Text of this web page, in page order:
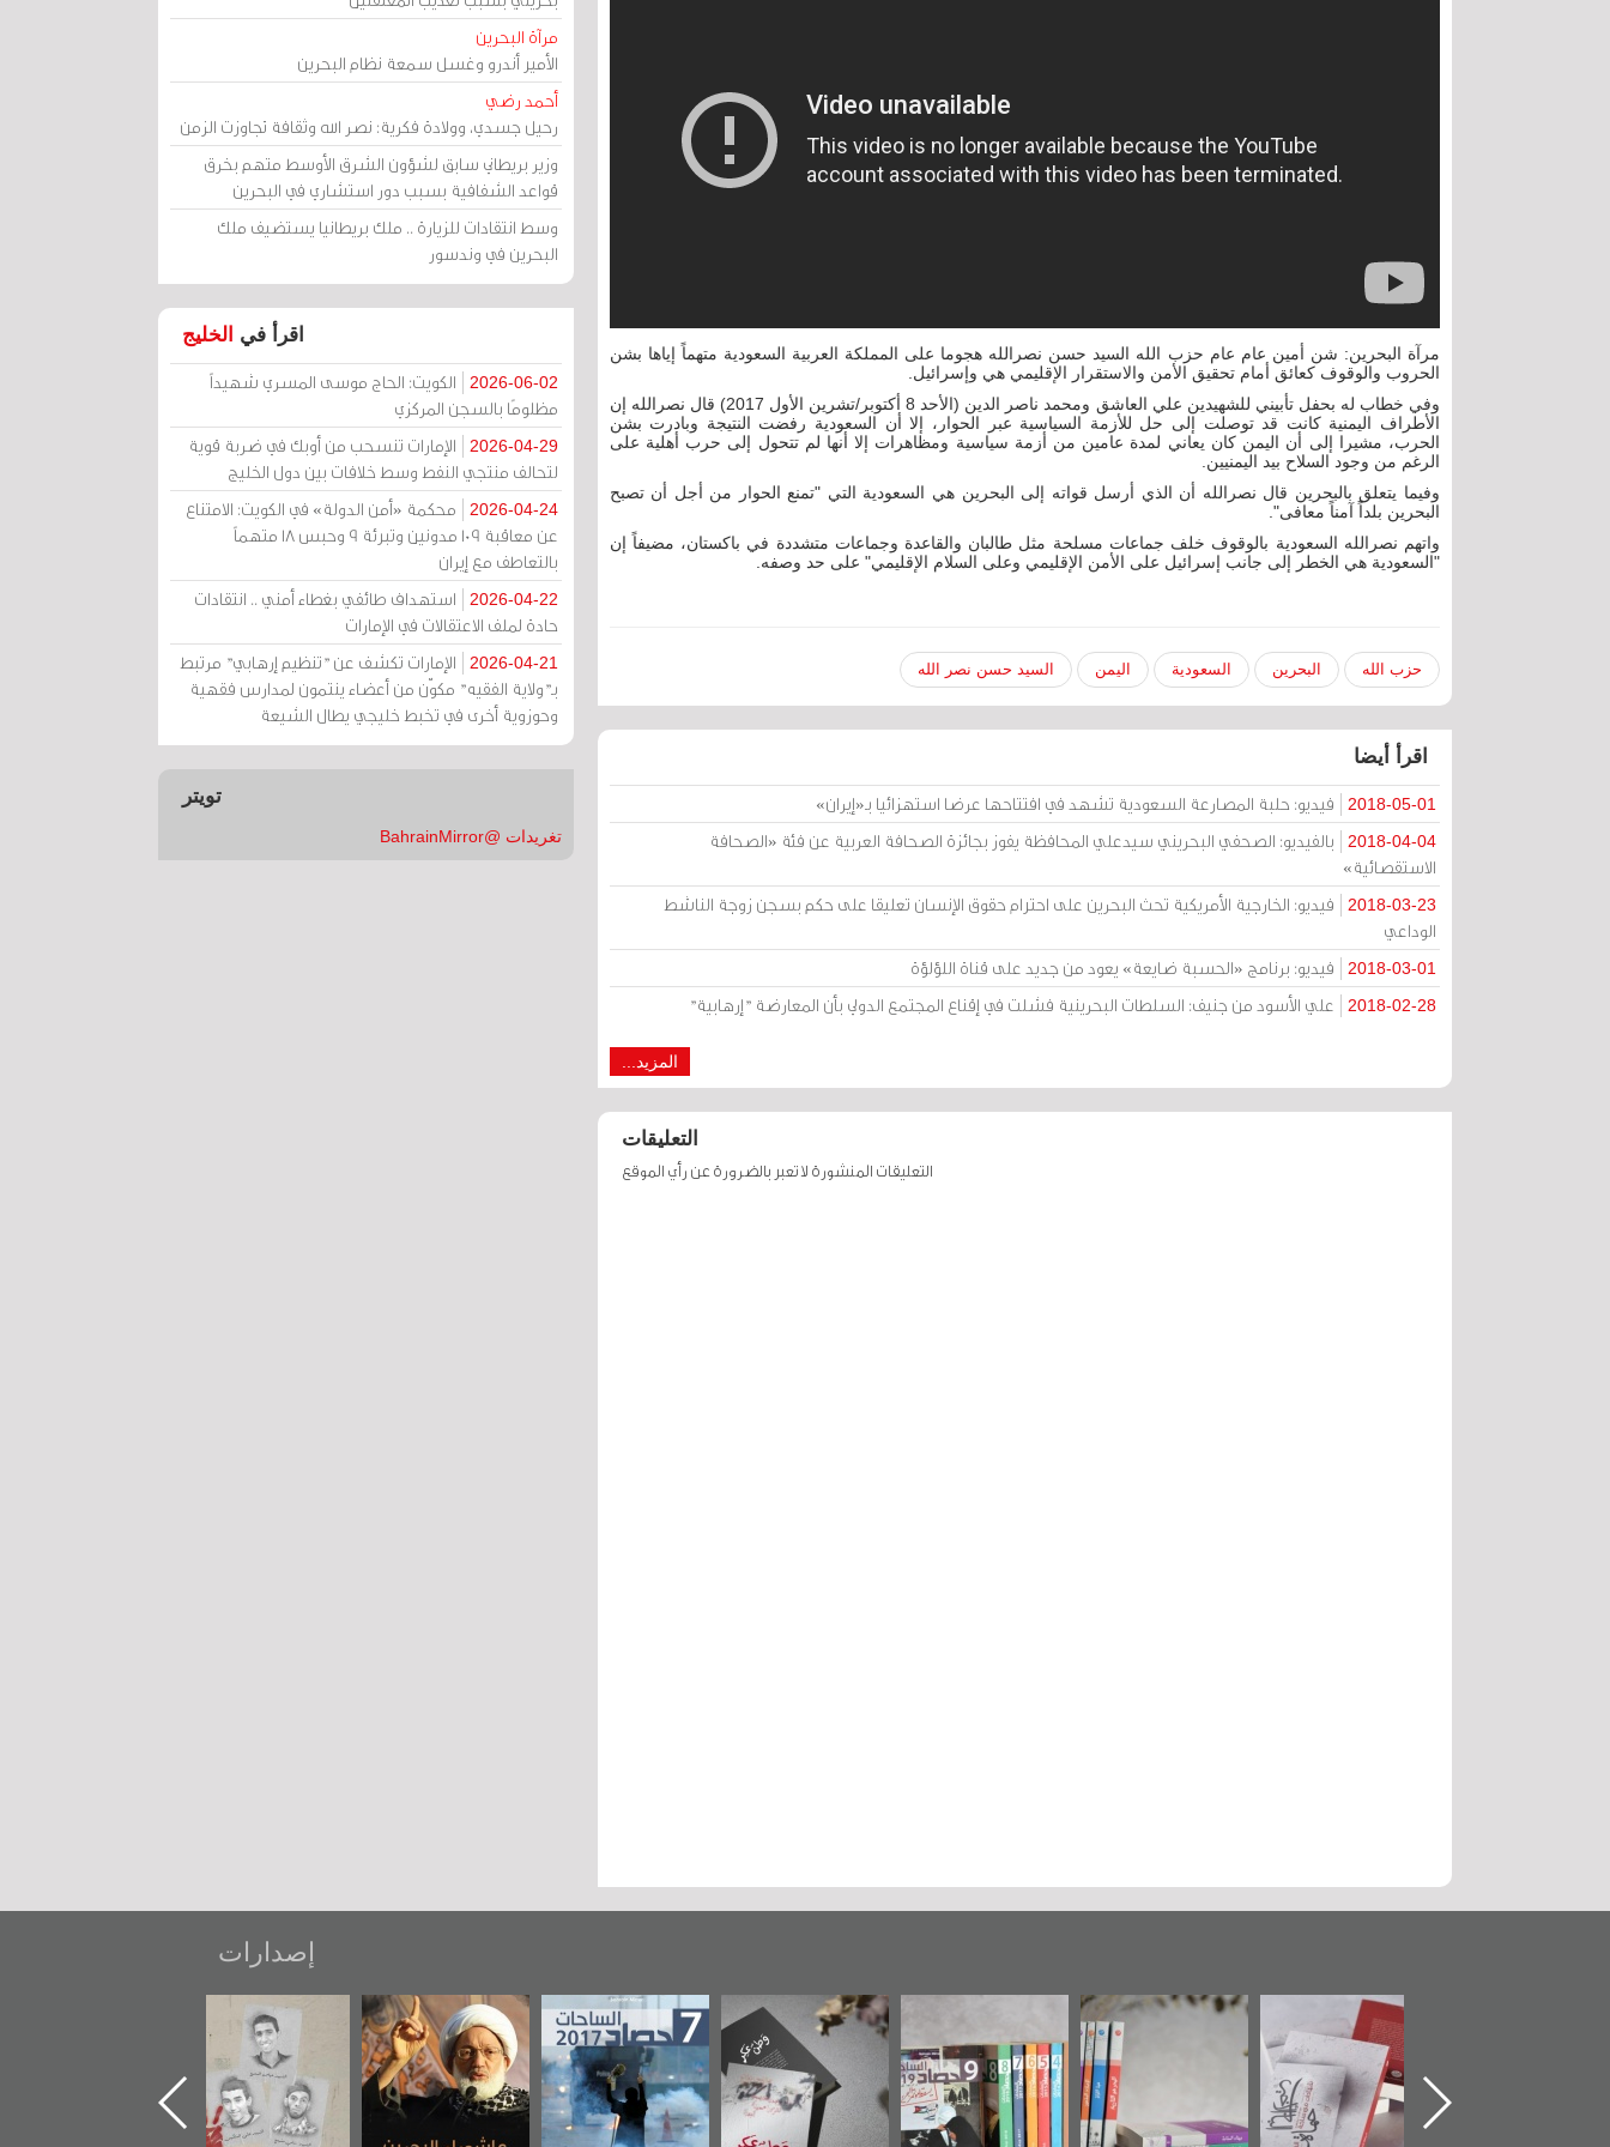
مرآة البحرين: شن أمين عام عام حزب الله السيد حسن نصرالله هجوما على المملكة العربية السعودية متهماً إياها بشن
الحروب والوقوف كعائق أمام تحقيق الأمن والاستقرار الإقليمي هي وإسرائيل.
وفي خطاب له بحفل تأبيني للشهيدين علي العاشق ومحمد ناصر الدين (الأحد 8 أكتوبر/تشرين الأول 2017) قال نصرالله إن
الأطراف اليمنية كانت قد توصلت إلى حل للأزمة السياسية عبر الحوار، إلا أن السعودية رفضت النتيجة وبادرت بشن
الحرب، مشيرا إلى أن اليمن كان يعاني لمدة عامين من أزمة سياسية ومظاهرات إلا أنها لم تتحول إلى حرب أهلية على
الرغم من وجود السلاح بيد اليمنيين.
وفيما يتعلق بالبحرين قال نصرالله أن الذي أرسل قواته إلى البحرين هي السعودية التي "تمنع الحوار من أجل أن تصبح
البحرين بلداً آمناً معافى".
واتهم نصرالله السعودية بالوقوف خلف جماعات مسلحة مثل طالبان والقاعدة وجماعات متشددة في باكستان، مضيفاً إن
"السعودية هي الخطر إلى جانب إسرائيل على الأمن الإقليمي وعلى السلام الإقليمي" على حد وصفه.
حزب الله البحرين السعودية اليمن السيد حسن نصر الله
اقرأ أيضا
2018-05-01 فيديو: حلبة المصارعة السعودية تشهد في افتتاحها عرضا استهزائيا بـ«إيران»
2018-04-04
بالفيديو: الصحفي البحريني سيدعلي المحافظة يفوز بجائزة الصحافة العربية عن فئة «الصحافة
الاستقصائية»
2018-03-23
فيديو: الخارجية الأمريكية تحث البحرين على احترام حقوق الإنسان تعليقا على حكم بسجن زوجة الناشط
الوداعي
2018-03-01 فيديو: برنامج «الحسبة ضايعة» يعود من جديد على قناة اللؤلؤة
2018-02-28 علي الأسود من جنيف: السلطات البحرينية فشلت في إقناع المجتمع الدولي بأن المعارضة "إرهابية"
المزيد...
التعليقات
التعليقات المنشورة لا تعبر بالضرورة عن رأي الموقع
مرآة البحرين
الأمير أندرو وغسل سمعة نظام البحرين
أحمد رضي
رحيل جسدي، وولادة فكرية: نصر الله وثقافة تجاوزت الزمن
وزير بريطاني سابق لشؤون الشرق الأوسط متهم بخرق
قواعد الشفافية بسبب دور استشاري في البحرين
وسط انتقادات للزيارة .. ملك بريطانيا يستضيف ملك
البحرين في وندسور
اقرأ في الخليج
2026-06-02
الكويت: الحاج موسى المسري شهيداً
مظلومًا بالسجن المركزي
2026-04-29
الإمارات تنسحب من أوبك في ضربة قوية
لتحالف منتجي النفط وسط خلافات بين دول الخليج
2026-04-24
محكمة «أمن الدولة» في الكويت: الامتناع
عن معاقبة 109 مدونين وتبرئة 9 وحبس 18 متهماً
بالتعاطف مع إيران
2026-04-22
استهداف طائفي بغطاء أمني .. انتقادات
حادة لملف الاعتقالات في الإمارات
2026-04-21
الإمارات تكشف عن "تنظيم إرهابي" مرتبط
بـ"ولاية الفقيه" مكوّن من أعضاء ينتمون لمدارس فقهية
وحوزوية أخرى في تخبط خليجي يطال الشيعة
تويتر
تغريدات @BahrainMirror
إصدارات
تصنيف موضوعي
للوثائق البريطانية
يقدمه «مركز أوال»
في سلسلة من 5
كتب
"مرآة البحرين"
تصدر حصاد
جديدة لمعتقل
عسكري تصدر عن
«مرآة البحرين»
حصاد 2017
عاشوراء البحرين...
ويكيليكس السفارة
الأمريكية
شهداء وطن
«جَوْ»: رواية
المعتقل جهاد